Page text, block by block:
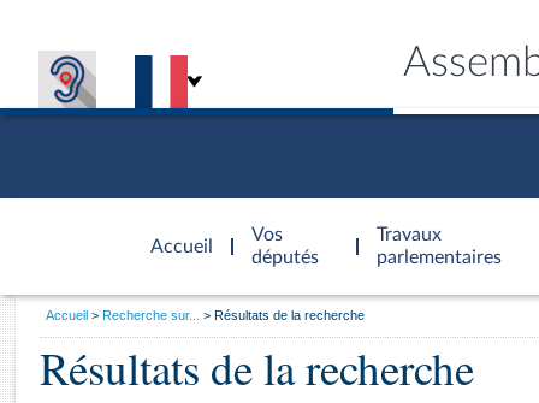
Accueil
d'accueil
Vos
députés
Travaux
parlementaires
Général
Vous
Accueil Recherche sur... Résultats de la recherche
Résultats de la recherche